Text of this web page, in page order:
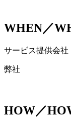
WHEN／
サービス提供会社
弊社
HOW／